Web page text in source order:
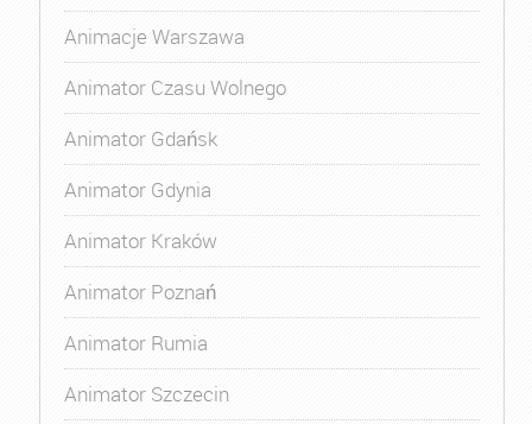
Animacje Warszawa
Animator Czasu Wolnego
Animator Gdańsk
Animator Gdynia
Animator Kraków
Animator Poznań
Animator Rumia
Animator Szczecin